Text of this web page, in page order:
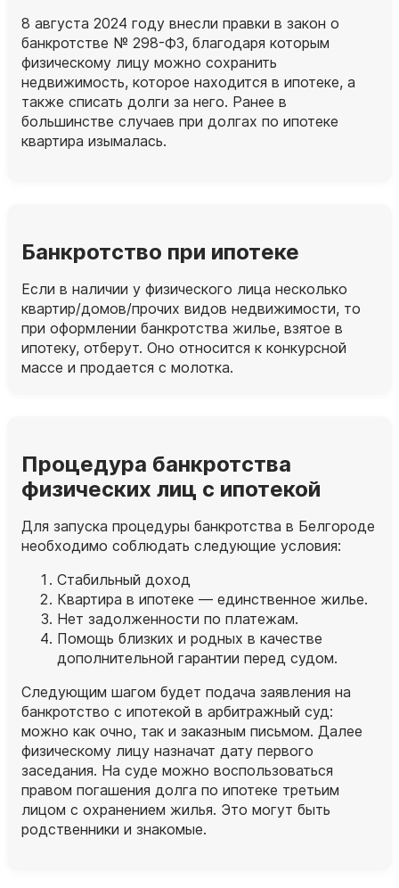
8 августа 2024 году внесли правки в закон о
банкротстве № 298-ФЗ, благодаря которым
физическому лицу можно сохранить
недвижимость, которое находится в ипотеке, а
также списать долги за него. Ранее в
большинстве случаев при долгах по ипотеке
квартира изымалась.
Банкротство при ипотеке
Если в наличии у физического лица несколько
квартир/домов/прочих видов недвижимости, то
при оформлении банкротства жилье, взятое в
ипотеку, отберут. Оно относится к конкурсной
массе и продается с молотка.
Процедура банкротства
физических лиц с ипотекой
Для запуска процедуры банкротства в Белгороде
необходимо соблюдать следующие условия:
Стабильный доход
Квартира в ипотеке — единственное жилье.
Нет задолженности по платежам.
Помощь близких и родных в качестве
дополнительной гарантии перед судом.
Следующим шагом будет подача заявления на
банкротство с ипотекой в арбитражный суд:
можно как очно, так и заказным письмом. Далее
физическому лицу назначат дату первого
заседания. На суде можно воспользоваться
правом погашения долга по ипотеке третьим
лицом с охранением жилья. Это могут быть
родственники и знакомые.